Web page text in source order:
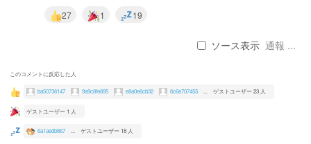
27 1 19
ソース表示 通報 ...
このコメントに反応した人
ba50736147 9a9c8fe895 e8a0e6cb32 6c6e707455 ゲストユーザー 23 人
ゲストユーザー 1 人
6a1aedb867 ゲストユーザー 18 人